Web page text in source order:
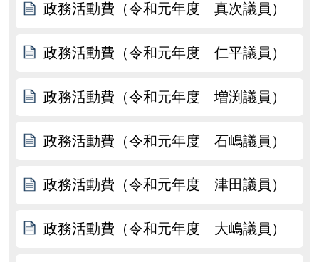
政務活動費（令和元年度 真次議員）
政務活動費（令和元年度 仁平議員）
政務活動費（令和元年度 増渕議員）
政務活動費（令和元年度 石嶋議員）
政務活動費（令和元年度 津田議員）
政務活動費（令和元年度 大嶋議員）